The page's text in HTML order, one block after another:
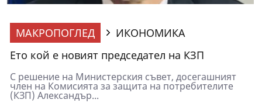
МАКРОПОГЛЕД
ИКОНОМИКА
Ето кой е новият председател на КЗП
С решение на Министерския съвет, досегашният
член на Комисията за защита на потребителите
(КЗП) Александър...